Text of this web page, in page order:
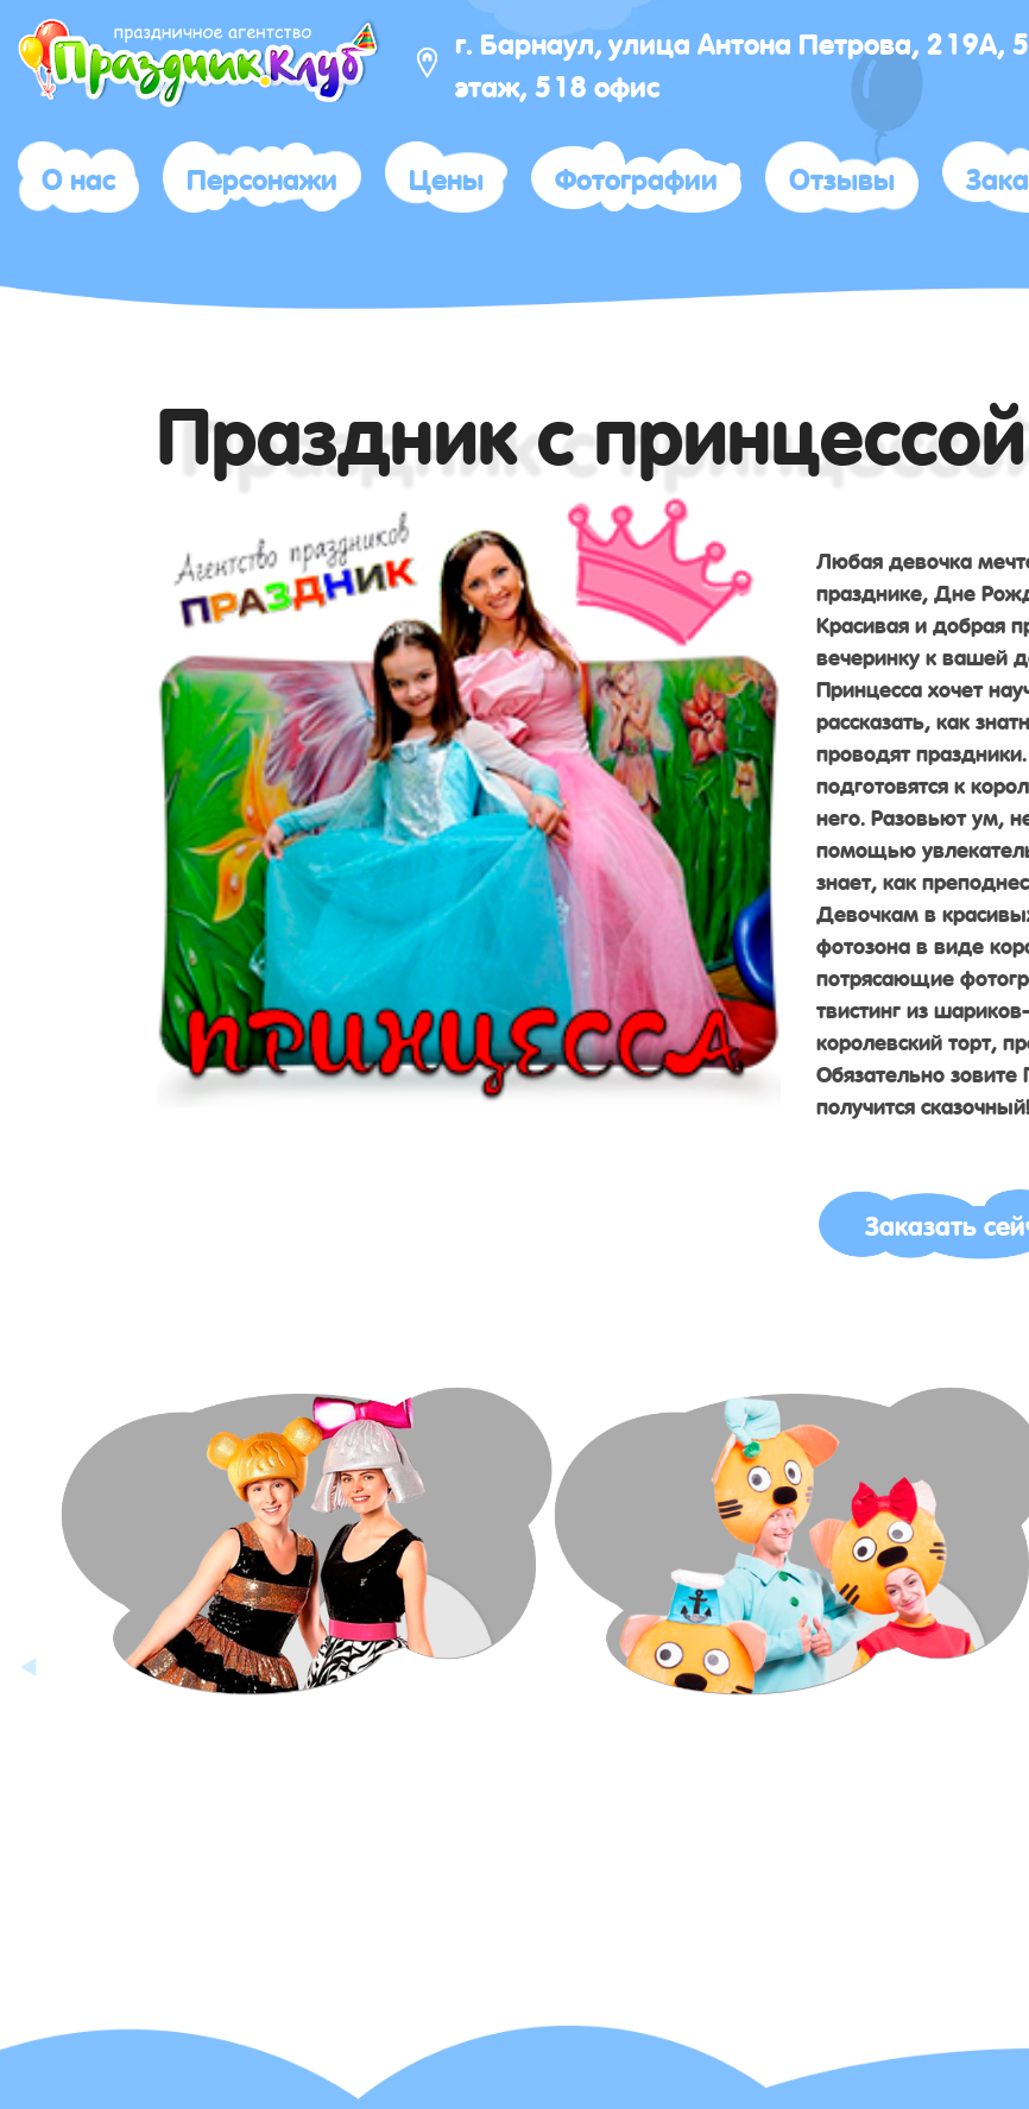
г. Барнаул, улица Антона Петрова, 219А, 5
этаж, 518 офис
О нас Персонажи Цены Фотографии Отзывы
Праздник с принцессой
Любая девочка
празднике, Дне
Красивая и добрая
вечеринку к вашей
Принцесса хочет
рассказать, как
проводят
подготовятся к
него. Разовьют ум,
помощью
знает, как
Девочкам в
фотозона в виде
потрясающие
твистинг из
королевский торт,
Обязательно
получится сказочный!
Заказать